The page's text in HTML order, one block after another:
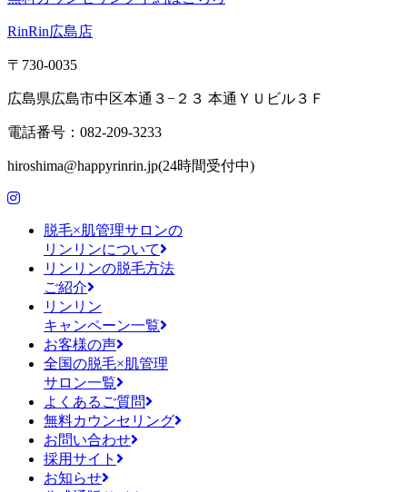
RinRin広島店
〒730-0035
広島県広島市中区本通３−２３ 本通ＹＵビル３Ｆ
電話番号：082-209-3233
hiroshima@happyrinrin.jp(24時間受付中)
脱毛×肌管理サロンの
リンリンについて
リンリンの脱毛方法
ご紹介
リンリン
キャンペーン一覧
お客様の声
全国の脱毛×肌管理
サロン一覧
よくあるご質問
無料カウンセリング
お問い合わせ
採用サイト
お知らせ